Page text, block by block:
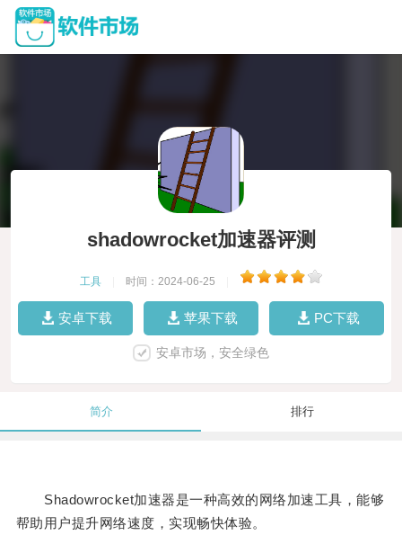
shadowrocket加速器评测
工具 时间：2024-06-25
安卓下载 苹果下载 PC下载
安卓市场，安全绿色
简介 排行
Shadowrocket加速器是一种高效的网络加速工具，能够
帮助用户提升网络速度，实现畅快体验。